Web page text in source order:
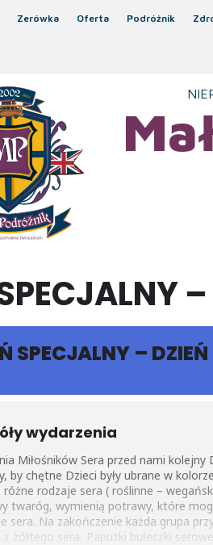
Zerówka Oferta Podróżnik
SPECJALNY –
wydarzenia
Miłośników Sera przed nami
by chętne Dzieci były ubrane w
rodzaje sera ( roślinne –
twaróg, wymienią potrawy, które
sera. Na zakończenie każda grupa
z żółtego sera, Papużki bułeczki